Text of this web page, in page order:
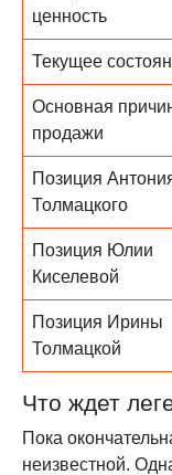
ценность
Текущее
Основная
продажи
Позиция
Толмацкого
Позиция Юлии
Киселевой
Позиция Ирины
Толмацкой
Что ждет
Пока
неизвестной.